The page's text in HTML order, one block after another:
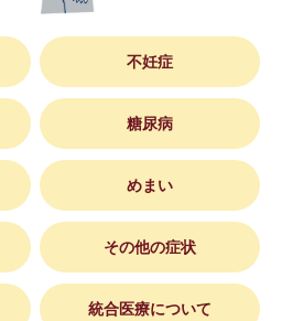
不妊症
糖尿病
めまい
その他の症状
統合医療について